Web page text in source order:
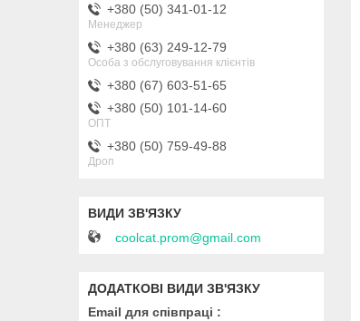
+380 (50) 341-01-12
Менеджер
+380 (63) 249-12-79
Особа з обслуговування клієнтів
+380 (67) 603-51-65
+380 (50) 101-14-60
ОПТ
+380 (50) 759-49-88
Дроп
coolcat.prom@gmail.com
Email для співпраці